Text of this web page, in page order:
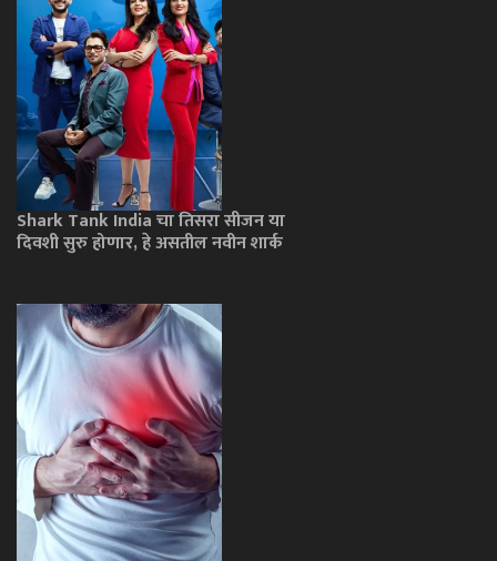
Shark Tank India चा तिसरा सीजन या
दिवशी सुरु होणार, हे असतील नवीन शार्क